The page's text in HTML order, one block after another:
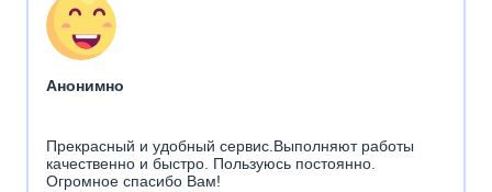
Анонимно
Прекрасный и удобный сервис.Выполняют работы
качественно и быстро. Пользуюсь постоянно.
Огромное спасибо Вам!